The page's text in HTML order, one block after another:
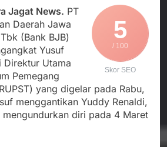
Mutiara Sentosa 2 di
Pelabuhan Kalianget5
/ 100
Skor SEO
Jagat News. PT
Daerah Jawa
(Bank BJB)
Yusuf
Direktur Utama
Pemegang
yang digelar pada Rabu,
menggantikan Yuddy Renaldi,
diri pada 4 Maret